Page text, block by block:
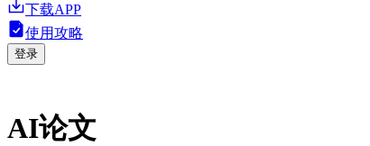
下载APP
使用攻略
登录
AI论文